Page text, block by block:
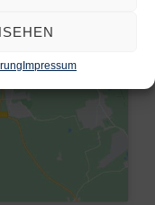
Impressum